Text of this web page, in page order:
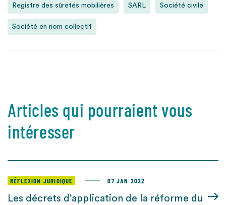
Registre des sûretés mobilières SARL Société civile
Société en nom collectif
Articles qui pourraient vous
intéresser
RÉFLEXION JURIDIQUE 07 JAN 2022
Les décrets d’application de la réforme du